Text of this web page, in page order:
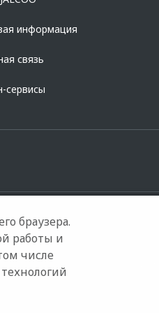
информация
связь
сервисы
браузера.
работы и
числе